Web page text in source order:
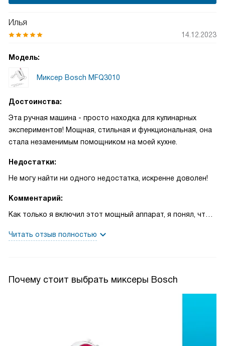
Илья
14.12.2023
Модель:
Миксер Bosch MFQ3010
Достоинства:
Эта ручная машина - просто находка для кулинарных
экспериментов! Мощная, стильная и функциональная, она
стала незаменимым помощником на моей кухне.
Недостатки:
Не могу найти ни одного недостатка, искренне доволен!
Комментарий:
Как только я включил этот мощный аппарат, я понял, что
легко справляется с любыми задачами, будь то взбивание
Я вспоминаю, как раньше я тратил много времени и
усилий, чтобы сделать идеальный бисквит. Теперь все
Читать отзыв полностью
Почему стоит выбрать миксеры Bosch